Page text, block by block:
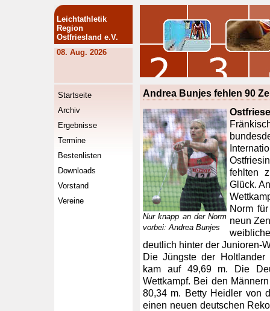
Leichtathletik
Region
Ostfriesland e.V.
08. Aug. 2026
Startseite
Archiv
Ergebnisse
Termine
Bestenlisten
Downloads
Vorstand
Vereine
Andrea Bunjes fehlen 90
Nur knapp an der Norm
vorbei: Andrea Bunjes
fehlten
Glück.
Norm
neun
deutlich hinter der Junioren-
Die Jüngste der Holtlander
kam auf 49,69 m. Die
Wettkampf. Bei den
80,34 m. Betty Heidler von
einen neuen deutschen